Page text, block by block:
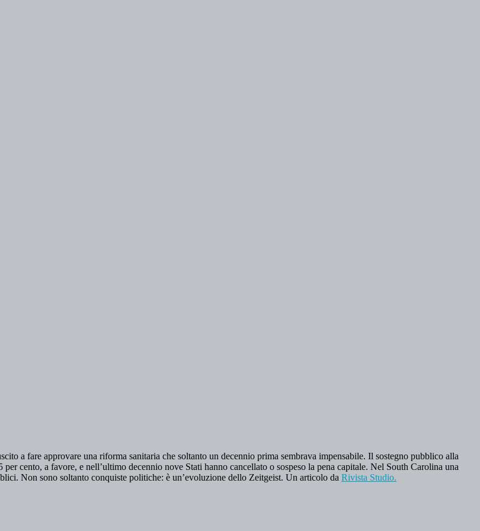
a fare approvare una riforma sanitaria che soltanto un decennio prima sembrava impensabile. Il sostegno pubblico alla
cento, a favore, e nell’ultimo decennio nove Stati hanno cancellato o sospeso la pena capitale. Nel South Carolina una
Non sono soltanto conquiste politiche: è un’evoluzione dello Zeitgeist. Un articolo da Rivista Studio.